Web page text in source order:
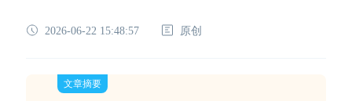
2026-06-22 15:48:57 原创
文章摘要